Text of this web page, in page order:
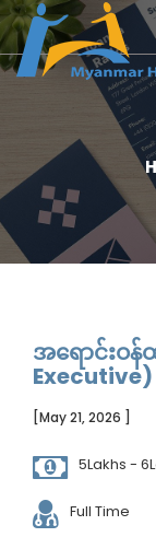
အရောင်းဝန်
Executive)
[May 21, 2026 ]
5Lakhs -
Full Time